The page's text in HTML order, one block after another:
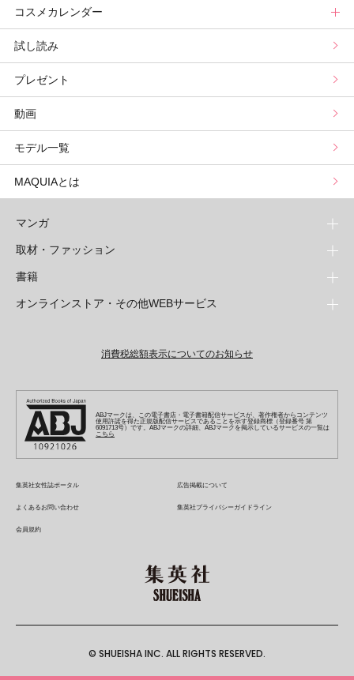
ブライトニング・UVグランプリ
プリュスベスコス
ライフスタイル診断
小林ひろ美のキレイはかけ算
小田ユイコのマニアックビューティREPORT
野毛まゆりの実況野毛Channel
星谷菜々の美に効くスイーツ
山本舞香のBeauty Script
Keikoの月星座占い
三島キアリーの12星座別 恋愛運&美容運
動物キャラナビ占い
ムーン・リーの運を呼び寄せる香り
美容診断トップ
パーソナルカラー診断
顔タイプ髪型診断
コスメカレンダー
コスメカレンダートップ
検索
試し読み
プレゼント
動画
モデル一覧
MAQUIAとは
マンガ
少年マンガ
週刊少年ジャンプ
少年ジャンプ+
ZEBRACK
ジャンプルーキー！
S-MANGA
集英社コミック文庫
青年マンガ
少年ジャンプ+
集英社コミック文庫
週刊ヤングジャンプ
ヤングジャンプ定期購読デジタル
となりのヤングジャンプ
グランドジャンプ
ウルトラジャンプ
少女マンガ
集英社コミック文庫
りぼん
マーガレット
別冊マーガレット
ジャンプTOON
S-MANGA
集英社コミック文庫
マンガMee公式サイト
リマコミ
マンガMeets
Cookie
取材・ファッション
ファッション・美容
Seventeen
LEE
eclat
T JAPAN
MEN'S NON-NO
UOMO
集英社オンライン
芸能・情報・スポーツ
Sportiva
パラスポ
書籍
文芸・文庫・総合
web 集英社文庫
青春と読書
アジア人物史
1日5分で、明日は変わる よみタイ yomitai
集英社ビジネス書
集英社新書
集英社新書プラス - 知の水先案内人
kotoba
e!集英社
情報・知識＆オピニオン imidas
ライトノベル・ノベライズ
JUMP j-BOOKS
ダッシュエックス文庫公式サイト
集英社Webマガジン コバルト
集英社みらい文庫
集英社の児童図書 S-KIDS.LAND
オンラインストア・その他WEBサービス
ジャンプキャラクターズストア
HAPPY PLUS STORE
SHUEISHA VOX
LEEマルシェ
SHOP Marisol
eclat premium
その他WEBサービス
集英社エディターズ・ラボ
消費税総額表示についてのお知らせ
ABJマークは、この電子書店・電子書籍配信サービスが、著作権者からコンテンツ
使用許諾を得た正規版配信サービスであることを示す登録商標（登録番号 第
6091713号）です。ABJマークの詳細、ABJマークを掲示しているサービスの一覧は
こちら
集英社女性誌ポータル 広告掲載について
よくあるお問い合わせ 集英社プライバシーガイドライン
会員規約
© SHUEISHA INC. ALL RIGHTS RESERVED.